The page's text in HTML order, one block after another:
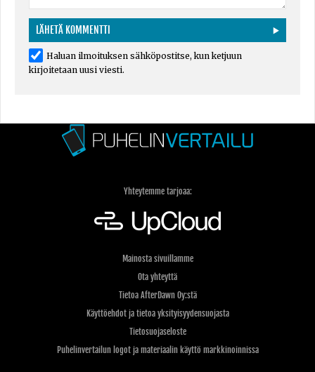
Haluan ilmoituksen sähköpostitse, kun ketjuun
kirjoitetaan uusi viesti.
Yhteytemme tarjoaa:
Mainosta sivuillamme
Ota yhteyttä
Tietoa AfterDawn Oy:stä
Käyttöehdot ja tietoa yksityisyydensuojasta
Tietosuojaseloste
Puhelinvertailun logot ja materiaalin käyttö markkinoinnissa